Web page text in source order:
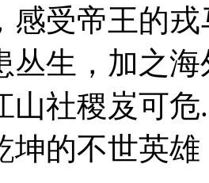
感受帝王的
丛生，加之
山社稷岌可
坤的不世英